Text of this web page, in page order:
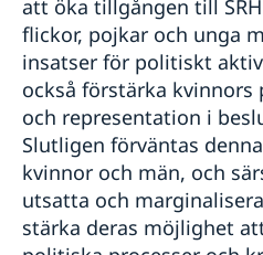
att öka tillgången till
flickor, pojkar och unga
insatser för politiskt
också förstärka
och representation i
Slutligen förväntas
kvinnor och män, och
utsatta och
stärka deras möjlighet